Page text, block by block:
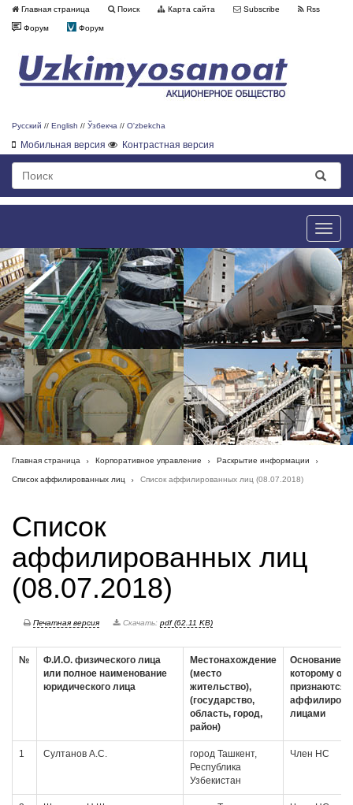
Главная страница Поиск Карта сайта Subscribe Rss
Форум Форум
Русский // English // Ўзбекча // O'zbekcha
Мобильная версия Контрастная версия
Toggle
Главная страница Корпоративное управление Раскрытие информации
Список аффилированных лиц Список аффилированных лиц (08.07.2018)
Список
аффилированных лиц
(08.07.2018)
Печатная версия Скачать: pdf (62.11 KB)
№
Ф.И.О. физического лица
или полное наименование
юридического лица
Местонахождение
(место
жительство),
(государство,
область, город,
район)
Основание,
которому они
признаются
лицами
1 Султанов А.С.
город Ташкент,
Республика
Узбекистан
Член НС